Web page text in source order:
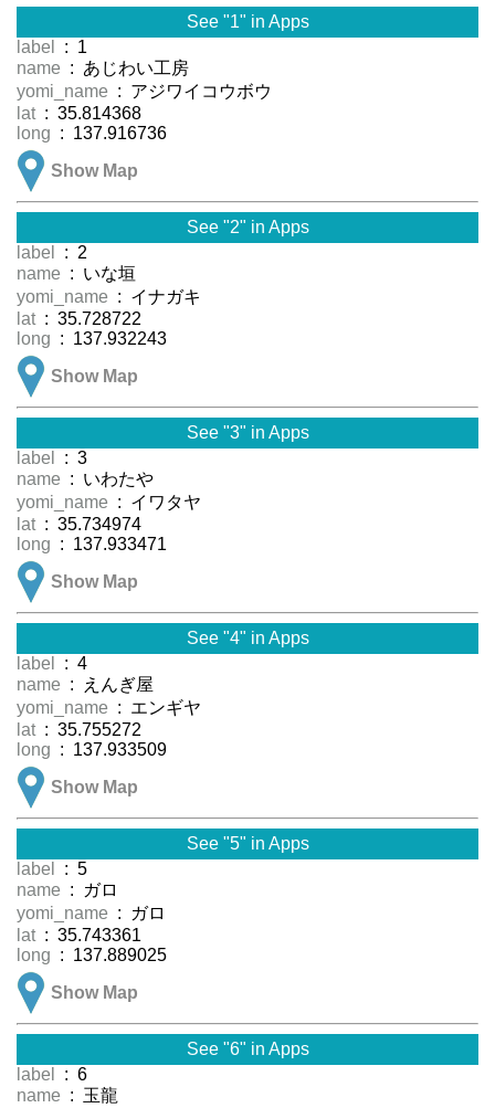
See "1" in Apps
label
: 1
name : あじわい工房
yomi_name : アジワイコウボウ
lat : 35.814368
long : 137.916736
Show Map
See "2" in Apps
label
: 2
name : いな垣
yomi_name : イナガキ
lat : 35.728722
long : 137.932243
Show Map
See "3" in Apps
label
: 3
name : いわたや
yomi_name : イワタヤ
lat : 35.734974
long : 137.933471
Show Map
See "4" in Apps
label
: 4
name : えんぎ屋
yomi_name : エンギヤ
lat : 35.755272
long : 137.933509
Show Map
See "5" in Apps
label
: 5
name : ガロ
yomi_name : ガロ
lat : 35.743361
long : 137.889025
Show Map
See "6" in Apps
label
: 6
name : 玉龍